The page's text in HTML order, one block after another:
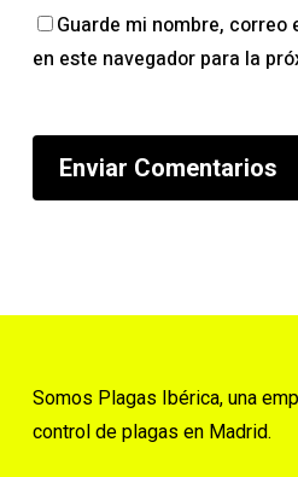
Guarde mi nombre,
en este navegador para la
Somos Plagas Ibérica, una
control de plagas en Madrid.